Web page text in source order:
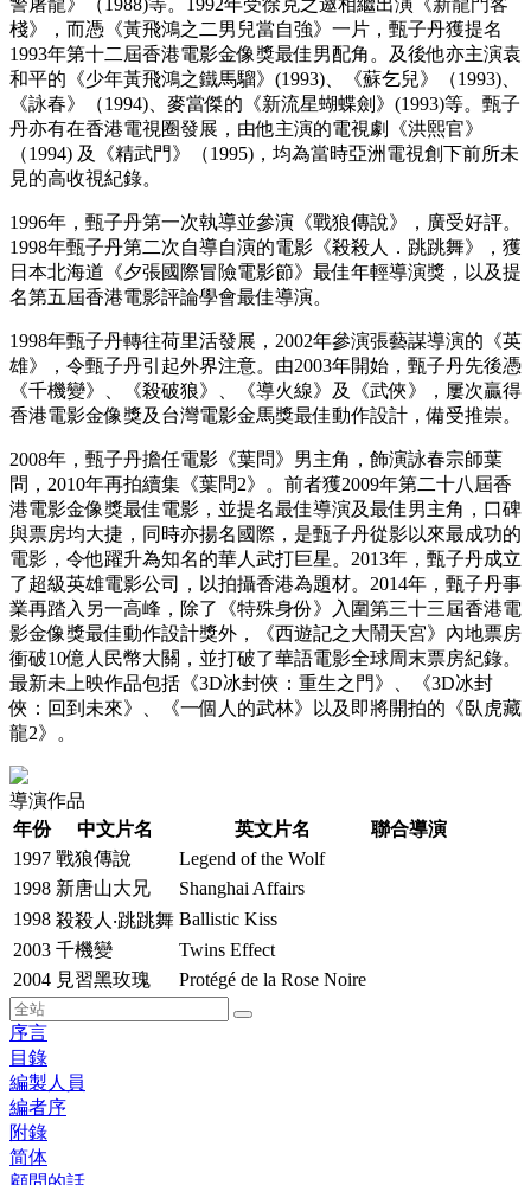
警屠龍》（1988)等。1992年受徐克之邀相繼出演《新龍門客
棧》，而憑《黃飛鴻之二男兒當自強》一片，甄子丹獲提名
1993年第十二屆香港電影金像獎最佳男配角。及後他亦主演袁
和平的《少年黃飛鴻之鐵馬騮》(1993)、《蘇乞兒》（1993)、
《詠春》（1994)、麥當傑的《新流星蝴蝶劍》(1993)等。甄子
丹亦有在香港電視圈發展，由他主演的電視劇《洪熙官》
（1994) 及《精武門》（1995)，均為當時亞洲電視創下前所未
見的高收視紀錄。
1996年，甄子丹第一次執導並參演《戰狼傳說》，廣受好評。
1998年甄子丹第二次自導自演的電影《殺殺人．跳跳舞》，獲
日本北海道《夕張國際冒險電影節》最佳年輕導演獎，以及提
名第五屆香港電影評論學會最佳導演。
1998年甄子丹轉往荷里活發展，2002年參演張藝謀導演的《英
雄》，令甄子丹引起外界注意。由2003年開始，甄子丹先後憑
《千機變》、《殺破狼》、《導火線》及《武俠》，屢次贏得
香港電影金像獎及台灣電影金馬獎最佳動作設計，備受推崇。
2008年，甄子丹擔任電影《葉問》男主角，飾演詠春宗師葉
問，2010年再拍續集《葉問2》。前者獲2009年第二十八屆香
港電影金像獎最佳電影，並提名最佳導演及最佳男主角，口碑
與票房均大捷，同時亦揚名國際，是甄子丹從影以來最成功的
電影，令他躍升為知名的華人武打巨星。2013年，甄子丹成立
了超級英雄電影公司，以拍攝香港為題材。2014年，甄子丹事
業再踏入另一高峰，除了《特殊身份》入圍第三十三屆香港電
影金像獎最佳動作設計獎外，《西遊記之大鬧天宮》內地票房
衝破10億人民幣大關，並打破了華語電影全球周末票房紀錄。
最新未上映作品包括《3D冰封俠：重生之門》、《3D冰封
俠：回到未來》、《一個人的武林》以及即將開拍的《臥虎藏
龍2》。
導演作品
年份
中文片名 英文片名
聯合導演
1997 戰狼傳說
Legend of the Wolf
1998 新唐山大兄
Shanghai Affairs
1998 殺殺人‧跳跳舞 Ballistic Kiss
2003 千機變
Twins Effect
2004 見習黑玫瑰 Protégé de la Rose Noire
序言
目錄
編製人員
編者序
附錄
简体